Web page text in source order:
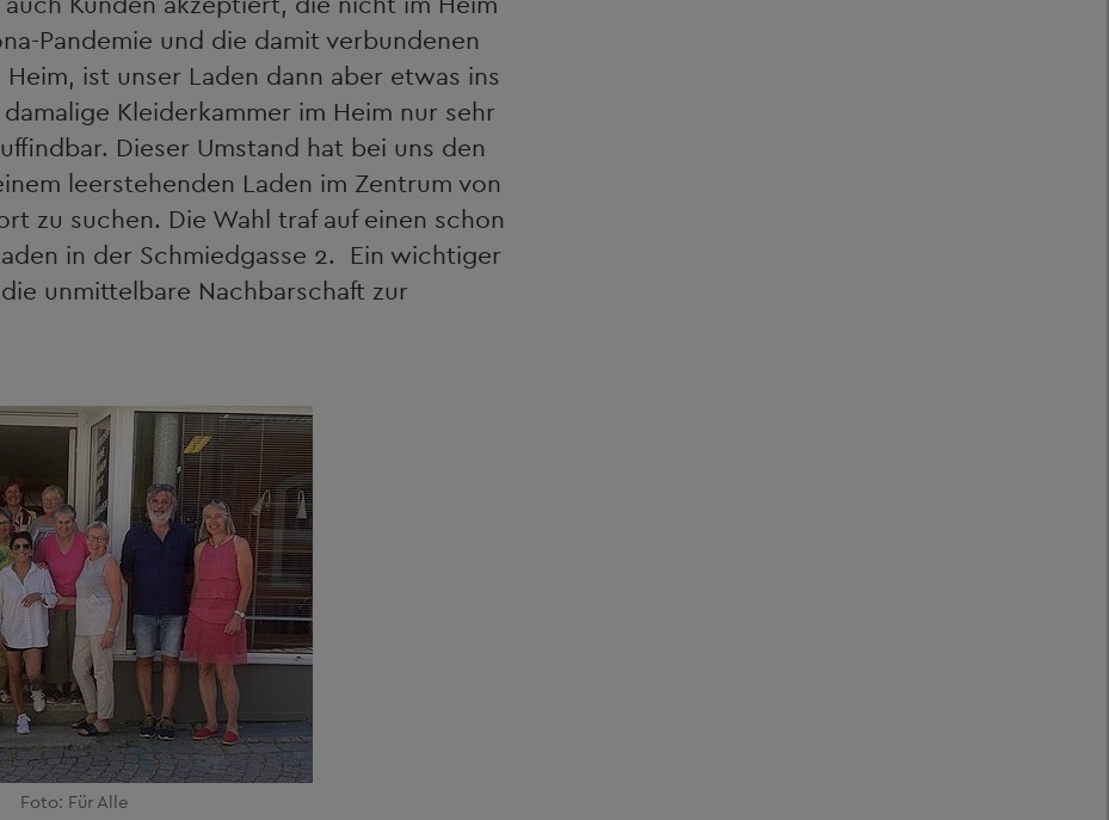
Pandemie und die damit verbundenen
ist unser Laden dann aber etwas ins
Kleiderkammer im Heim nur sehr
Dieser Umstand hat bei uns den
leerstehenden Laden im Zentrum von
zu suchen. Die Wahl traf auf einen schon
in der Schmiedgasse 2. Ein wichtiger
unmittelbare Nachbarschaft zur
Foto: Für Alle